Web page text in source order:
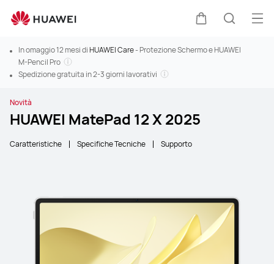
In omaggio 12 mesi diHUAWEI Care- Protezione Schermo e HUAWEI
M-Pencil Pro
Spedizione gratuita in 2-3 giorni lavorativi
Novità
HUAWEI MatePad 12 X 2025
Caratteristiche Specifiche Tecniche Supporto